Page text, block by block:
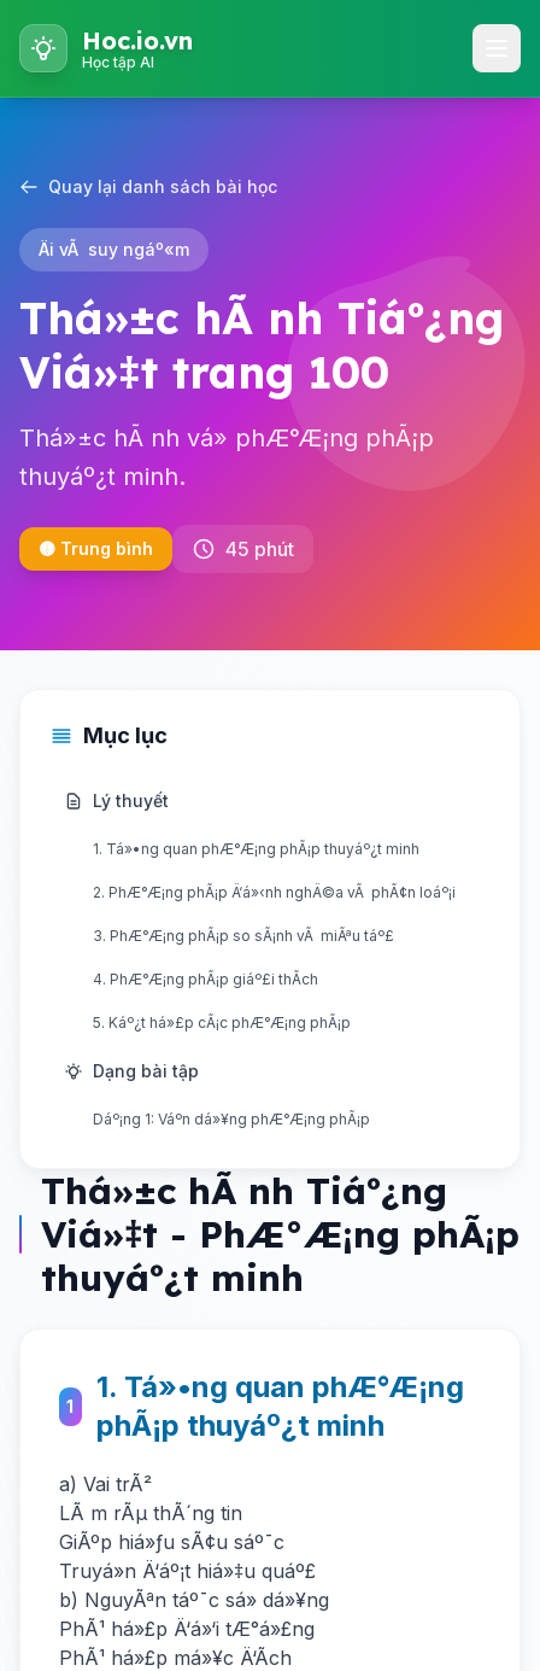
Hoc.io.vn
Học tập AI
Quay lại danh sách bài học
Äi vÃ suy ngáº«m
Thá»±c hÃ nh Tiáº¿ng
Viá»‡t trang 100
Thá»±c hÃ nh vá» phÆ°Æ¡ng phÃ¡p
thuyáº¿t minh.
🟡 Trung bình 45 phút
Mục lục
Lý thuyết
1. Tá»•ng quan phÆ°Æ¡ng phÃ¡p thuyáº¿t minh
2. PhÆ°Æ¡ng phÃ¡p Ä‘á»‹nh nghÄ©a vÃ phÃ¢n loáº¡i
3. PhÆ°Æ¡ng phÃ¡p so sÃ¡nh vÃ miÃªu táº£
4. PhÆ°Æ¡ng phÃ¡p giáº£i thÃ­ch
5. Káº¿t há»£p cÃ¡c phÆ°Æ¡ng phÃ¡p
Dạng bài tập
Dáº¡ng 1: Váº­n dá»¥ng phÆ°Æ¡ng phÃ¡p
Thá»±c hÃ nh Tiáº¿ng
Viá»‡t - PhÆ°Æ¡ng phÃ¡p
thuyáº¿t minh
1
1. Tá»•ng quan phÆ°Æ¡ng
phÃ¡p thuyáº¿t minh
a) Vai trÃ²
LÃ m rÃµ thÃ´ng tin
GiÃºp hiá»ƒu sÃ¢u sáº¯c
Truyá»n Ä‘áº¡t hiá»‡u quáº£
b) NguyÃªn táº¯c sá»­ dá»¥ng
PhÃ¹ há»£p Ä‘á»‘i tÆ°á»£ng
PhÃ¹ há»£p má»¥c Ä‘Ã­ch